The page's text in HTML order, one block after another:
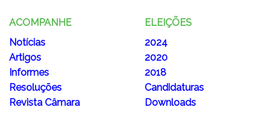
ACOMPANHE
Notícias
Artigos
Informes
Resoluções
Revista Câmara
ELEIÇÕES
2024
2020
2018
Candidaturas
Downloads